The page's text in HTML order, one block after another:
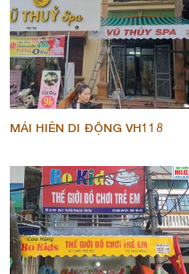
MÁI HIÊN DI ĐỘNG VH118